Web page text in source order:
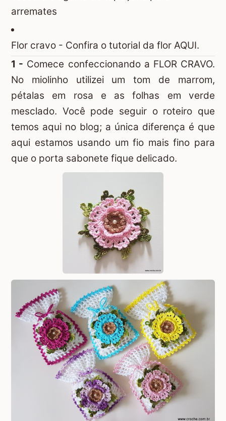
arremates
Flor cravo - Confira o tutorial da flor AQUI.
1 - Comece confeccionando a FLOR CRAVO.
No miolinho utilizei um tom de marrom,
pétalas em rosa e as folhas em verde
mesclado. Você pode seguir o roteiro que
temos aqui no blog; a única diferença é que
aqui estamos usando um fio mais fino para
que o porta sabonete fique delicado.